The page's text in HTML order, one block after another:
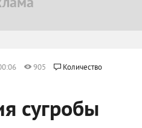
905
Количество
сугробы